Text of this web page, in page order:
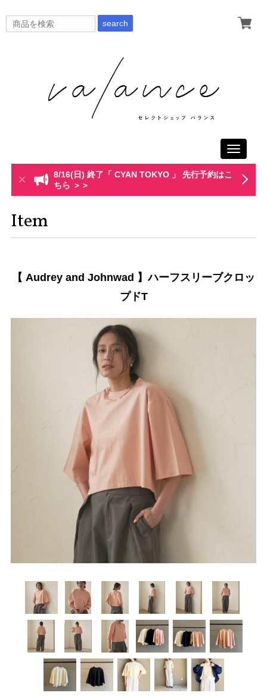
search
Toggle
8/16(日) 終了「 CYAN TOKYO 」 先行予約はこ
ちら ＞＞
Item
【 Audrey and Johnwad 】ハーフスリーブクロッ
プドT